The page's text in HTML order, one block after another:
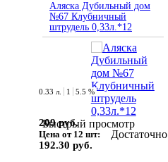
Аляска Дубильный дом
№67 Клубничный
штрудель 0,33л.*12
Быстрый просмотр
0.33 л. 1 5.5 %
209 руб.
Цена от 12 шт:
192.30 руб.
Достаточно